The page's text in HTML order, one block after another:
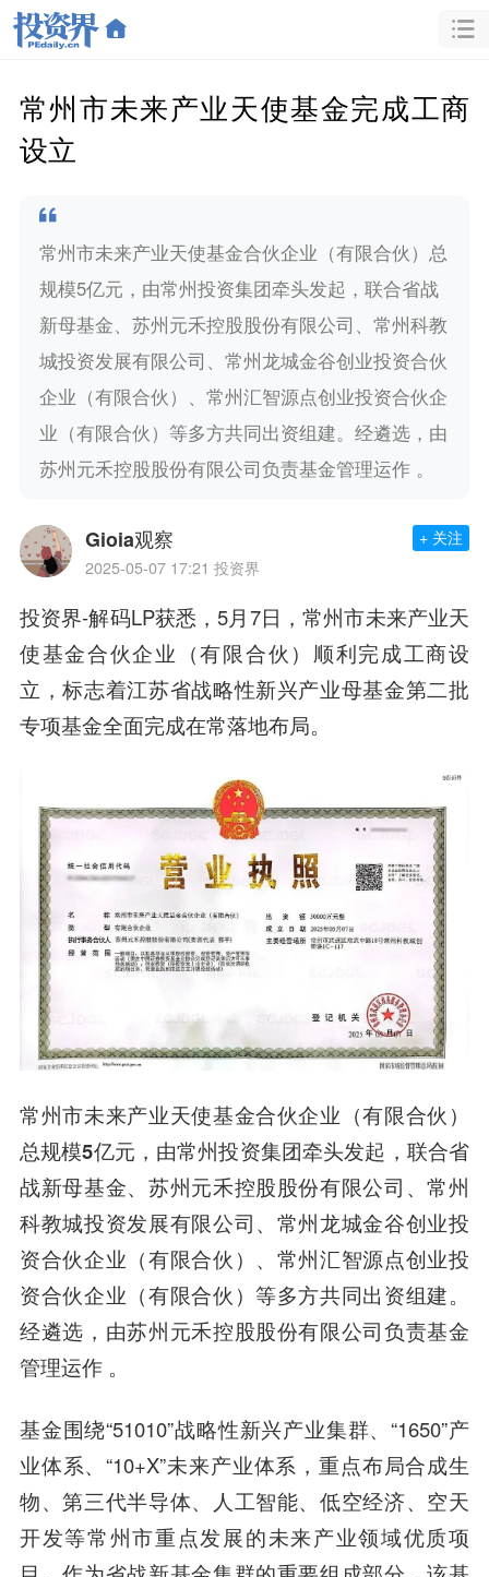
常州市未来产业天使基金完成工商
设立
常州市未来产业天使基金合伙企业（有限合伙）总
规模5亿元，由常州投资集团牵头发起，联合省战
新母基金、苏州元禾控股股份有限公司、常州科教
城投资发展有限公司、常州龙城金谷创业投资合伙
企业（有限合伙）、常州汇智源点创业投资合伙企
业（有限合伙）等多方共同出资组建。经遴选，由
苏州元禾控股股份有限公司负责基金管理运作 。
Gioia观察
2025-05-07 17:21 投资界
+ 关注
投资界-解码LP获悉，5月7日，常州市未来产业天
使基金合伙企业（有限合伙） 顺利完成工商设
立，标志着江苏省战略性新兴产业母基金第二批
专项基金全面完成在常落地布局。
常州市未来产业天使基金合伙企业（有限合伙）
总规模5亿元 ，由常州投资集团牵头发起，联合省
战新母基金、苏州元禾控股股份有限公司、常州
科教城投资发展有限公司、常州龙城金谷创业投
资合伙企业（有限合伙）、常州汇智源点创业投
资合伙企业（有限合伙）等多方共同出资组建。
经遴选，由苏州元禾控股股份有限公司负责基金
管理运作 。
基金围绕“51010”战略性新兴产业集群、“1650”产
业体系、“10+X”未来产业体系，重点布局合成生
物、第三代半导体、人工智能、低空经济、空天
开发等常州市重点发展的未来产业领域优质项